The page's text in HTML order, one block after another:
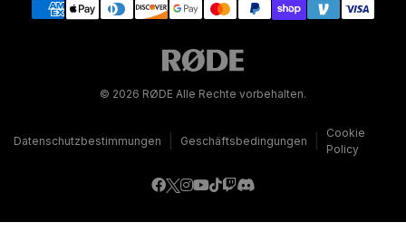
© 2026 RØDE Alle Rechte vorbehalten.
Datenschutzbestimmungen Geschäftsbedingungen
Cookie
Policy